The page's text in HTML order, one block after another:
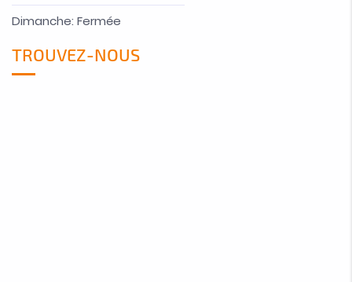
Dimanche: Fermée
TROUVEZ-NOUS